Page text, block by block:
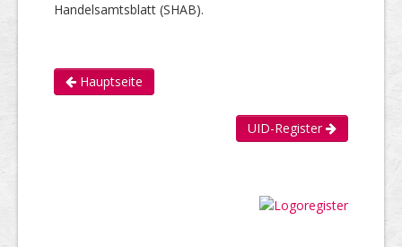
Handelsamtsblatt (SHAB).
Hauptseite
UID-Register